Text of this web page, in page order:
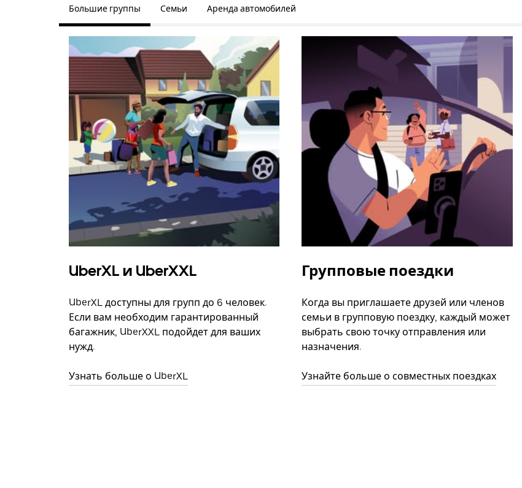
Большие группы Семьи Аренда автомобилей
UberXL и UberXXL
UberXL доступны для групп до 6 человек.
Если вам необходим гарантированный
багажник, UberXXL подойдет для ваших
нужд.
Узнать больше о UberXL
Групповые поездки
Когда вы приглашаете друзей или членов
семьи в групповую поездку, каждый может
выбрать свою точку отправления или
назначения.
Узнайте больше о совместных поездках